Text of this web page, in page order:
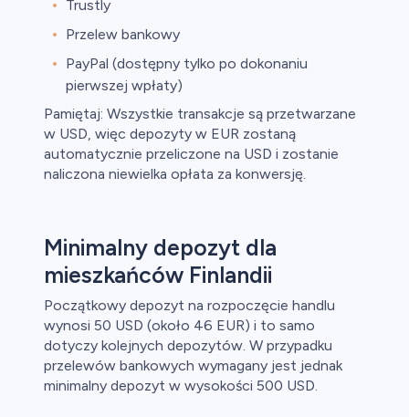
Trustly
Przelew bankowy
PayPal (dostępny tylko po dokonaniu
pierwszej wpłaty)
Pamiętaj: Wszystkie transakcje są przetwarzane
w USD, więc depozyty w EUR zostaną
automatycznie przeliczone na USD i zostanie
naliczona niewielka opłata za konwersję.
Minimalny depozyt dla
mieszkańców Finlandii
Początkowy depozyt na rozpoczęcie handlu
wynosi 50 USD (około 46 EUR) i to samo
dotyczy kolejnych depozytów. W przypadku
przelewów bankowych wymagany jest jednak
minimalny depozyt w wysokości 500 USD.